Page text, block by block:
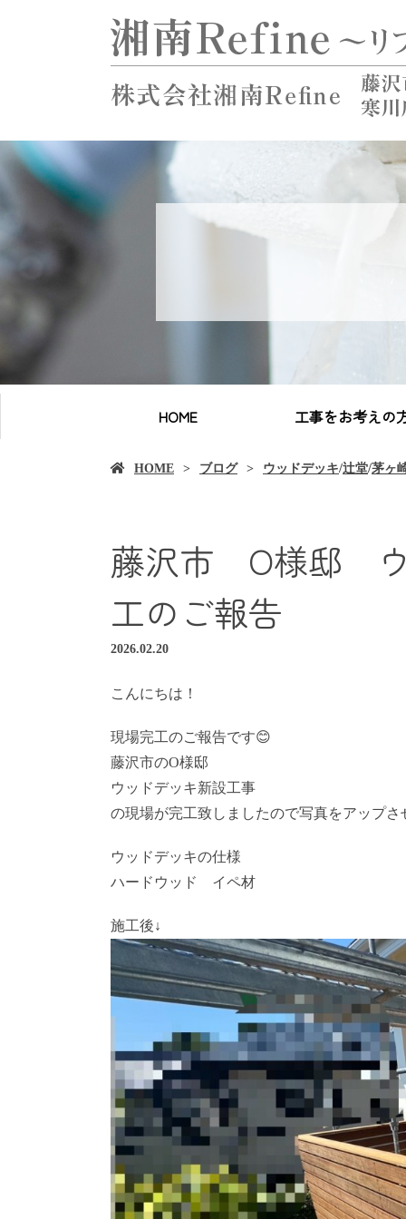
HOME 工事をお考えの
HOME ブログ ウッドデッキ/辻堂/茅ヶ
藤沢市 O様邸
工のご報告
2026.02.20
こんにちは！
現場完工のご報告です😊
藤沢市のO様邸
ウッドデッキ新設工事
の現場が完工致しましたので写真をアップさ
ウッドデッキの仕様
ハードウッド イペ材
施工後↓